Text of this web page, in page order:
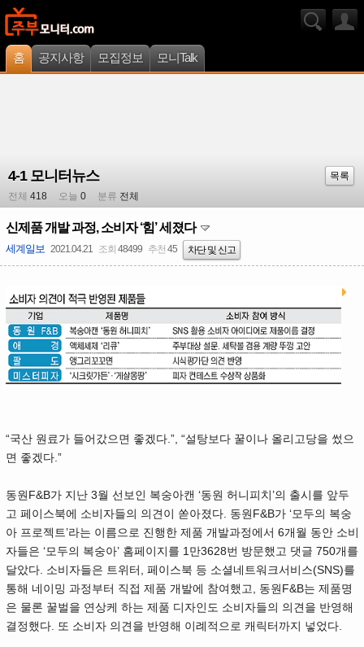
홈 공지사항 모집정보 모니Talk
4-1 모니터뉴스
목록
전체 418 오늘 0 분류 전체
신제품 개발 과정, 소비자 ‘힘’ 세졌다
세계일보 2021.04.21 조회 48499 추천 45 차단 및 신고
“국산 원료가 들어갔으면 좋겠다.”, “설탕보다 꿀이나 올리고당을 썼으
면 좋겠다.”
동원F&B가 지난 3월 선보인 복숭아캔 ‘동원 허니피치’의 출시를 앞두
고 페이스북에 소비자들의 의견이 쏟아졌다. 동원F&B가 ‘모두의 복숭
아 프로젝트’라는 이름으로 진행한 제품 개발과정에서 6개월 동안 소비
자들은 ‘모두의 복숭아’ 홈페이지를 1만3628번 방문했고 댓글 750개를
달았다. 소비자들은 트위터, 페이스북 등 소셜네트워크서비스(SNS)를
통해 네이밍 과정부터 직접 제품 개발에 참여했고, 동원F&B는 제품명
은 물론 꿀벌을 연상케 하는 제품 디자인도 소비자들의 의견을 반영해
결정했다. 또 소비자 의견을 반영해 이례적으로 캐릭터까지 넣었다.